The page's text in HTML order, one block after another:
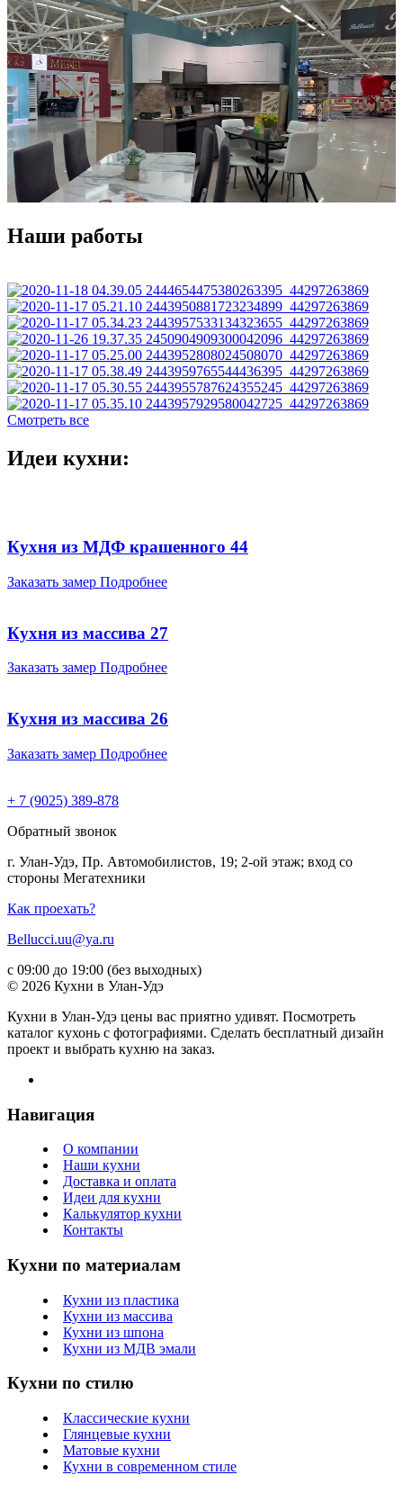
Наши работы
Смотреть все
Идеи кухни:
Кухня из МДФ крашенного 44
Заказать замер Подробнее
Кухня из массива 27
Заказать замер Подробнее
Кухня из массива 26
Заказать замер Подробнее
+ 7 (9025) 389-878
Обратный звонок
г. Улан-Удэ, Пр. Автомобилистов, 19; 2-ой этаж; вход со
стороны Мегатехники
Как проехать?
Bellucci.uu@ya.ru
с 09:00 до 19:00 (без выходных)
© 2026 Кухни в Улан-Удэ
Кухни в Улан-Удэ цены вас приятно удивят. Посмотреть
каталог кухонь с фотографиями. Сделать бесплатный дизайн
проект и выбрать кухню на заказ.
Навигация
О компании
Наши кухни
Доставка и оплата
Идеи для кухни
Калькулятор кухни
Контакты
Кухни по материалам
Кухни из пластика
Кухни из массива
Кухни из шпона
Кухни из МДВ эмали
Кухни по стилю
Классические кухни
Глянцевые кухни
Матовые кухни
Кухни в современном стиле